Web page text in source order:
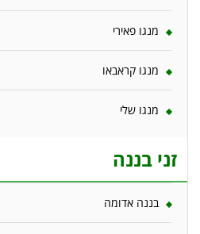
מנגו פאירי
מנגו קראבאו
מנגו שלי
זני בננה
בננה אדומה